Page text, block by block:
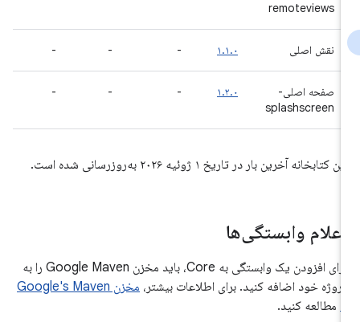
remoteviews
نقش اصلی ۱.۱.۰
صفحه اصلی-
splashscreen
۱.۲.۰
کتابخانه آخرین بار در تاریخ ۱ ژوئیه ۲۰۲۶ به‌روزرسانی شده است.
وابستگی‌ها
برای افزودن یک وابستگی به Core، باید مخزن Google Maven را به
خود اضافه کنید. برای اطلاعات بیشتر،
مخزن Google's Maven
مطالعه کنید.